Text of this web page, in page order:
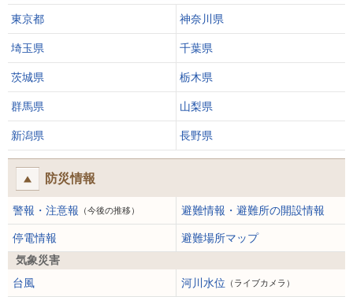
東京都 神奈川県
埼玉県 千葉県
茨城県 栃木県
群馬県 山梨県
新潟県 長野県
防災情報
警報・注意報 （今後の推移） 避難情報・避難所の開設情報
停電情報
避難場所マップ
気象災害
台風
河川水位 （ライブカメラ）